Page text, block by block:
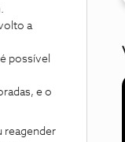
a
possível
e o
reagender